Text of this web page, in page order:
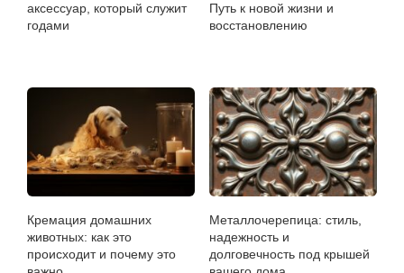
аксессуар, который служит
годами
Путь к новой жизни и
восстановлению
Кремация домашних
животных: как это
происходит и почему это
Металлочерепица: стиль,
надежность и
долговечность под крышей